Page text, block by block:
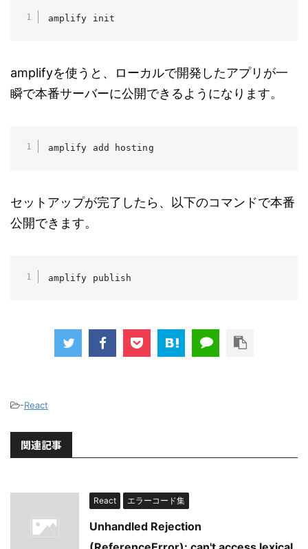
amplify init
amplifyを使うと、ローカルで開発したアプリが一
瞬で本番サーバーに公開できるようになります。
amplify add hosting
セットアップが完了したら、以下のコマンドで本番
公開できます。
amplify publish
-React
関連記事
React エラーコード集
Unhandled Rejection